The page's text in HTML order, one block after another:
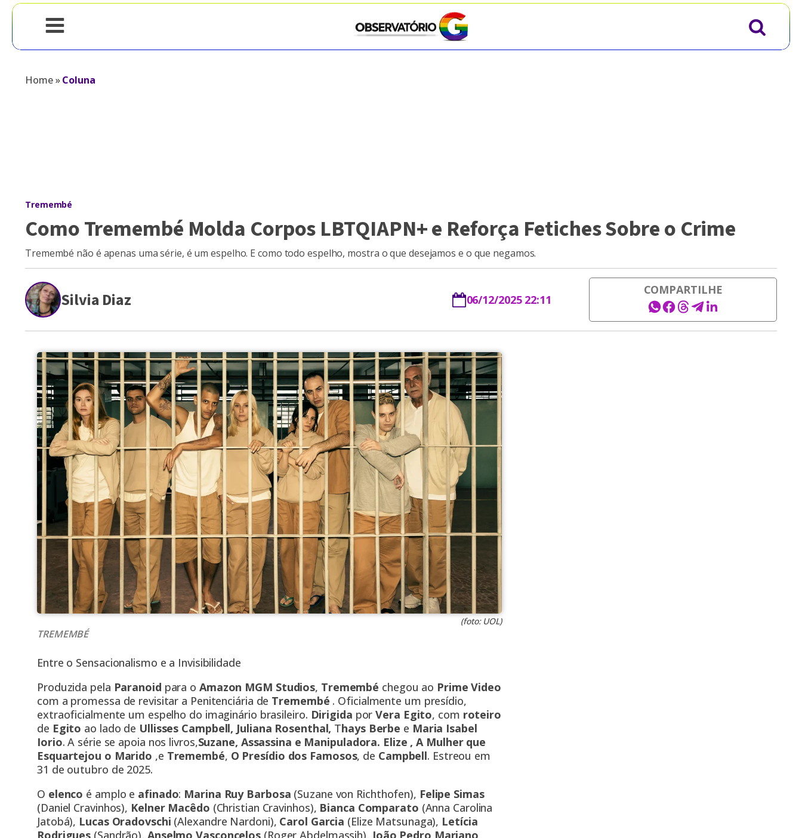
Home»Coluna
Tremembé
Como Tremembé Molda Corpos LBTQIAPN+ e Reforça Fetiches Sobre o Crime
Tremembé não é apenas uma série, é um espelho. E como todo espelho, mostra o que desejamos e o que negamos.
Silvia Diaz 06/12/2025 22:11
COMPARTILHE
(foto: UOL)
TREMEMBÉ
Entre o Sensacionalismo e a Invisibilidade
Produzida pela Paranoid para o Amazon MGM Studios, Tremembé chegou ao Prime Video
com a promessa de revisitar a Penitenciária de Tremembé . Oficialmente um presídio,
extraoficialmente um espelho do imaginário brasileiro. Dirigida porVera Egito, com roteiro
de Egito ao lado de Ullisses Campbell, Juliana Rosenthal, Thays Berbe e Maria Isabel
Iorio. A série se apoia nos livros,Suzane, Assassina e Manipuladora. Elize , A Mulher que
Esquartejou o Marido ,e Tremembé, O Presídio dos Famosos, de Campbell. Estreou em
31 de outubro de 2025.
O elenco é amplo e afinado: Marina Ruy Barbosa (Suzane von Richthofen), Felipe Simas
(Daniel Cravinhos), Kelner Macêdo (Christian Cravinhos), Bianca Comparato (Anna Carolina
Jatobá), Lucas Oradovschi (Alexandre Nardoni), Carol Garcia (Elize Matsunaga), Letícia
Rodrigues (Sandrão), Anselmo Vasconcelos (Roger Abdelmassih), João Pedro Mariano